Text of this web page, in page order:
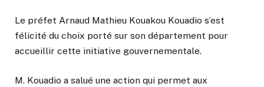
Le préfet Arnaud Mathieu Kouakou Kouadio s’est
félicité du choix porté sur son département pour
accueillir cette initiative gouvernementale.
M. Kouadio a salué une action qui permet aux